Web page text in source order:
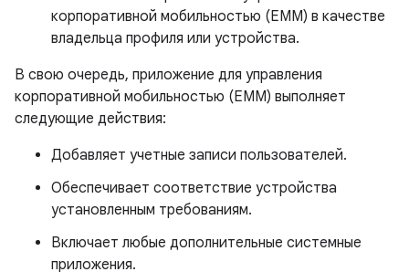
корпоративной мобильностью (EMM) в качестве
владельца профиля или устройства.
В свою очередь, приложение для управления
корпоративной мобильностью (EMM) выполняет
следующие действия:
Добавляет учетные записи пользователей.
Обеспечивает соответствие устройства
установленным требованиям.
Включает любые дополнительные системные
приложения.